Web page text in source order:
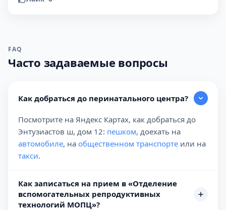
FAQ
Часто задаваемые вопросы
Как добраться до перинатального центра?
Посмотрите на Яндекс Картах, как добраться до
Энтузиастов ш, дом 12: пешком, доехать на
автомобиле, на общественном транспорте или на
такси.
Как записаться на прием в «Отделение
вспомогательных репродуктивных
технологий МОПЦ»?